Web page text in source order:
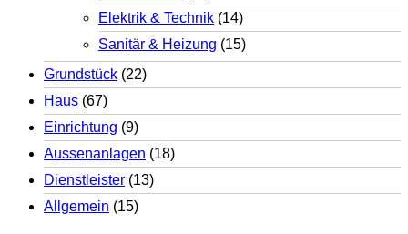
Elektrik & Technik (14)
Sanitär & Heizung (15)
Grundstück (22)
Haus (67)
Einrichtung (9)
Aussenanlagen (18)
Dienstleister (13)
Allgemein (15)